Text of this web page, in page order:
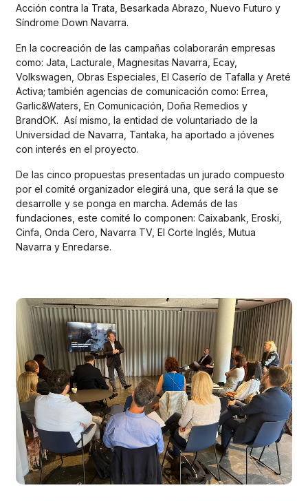
Acción contra la Trata, Besarkada Abrazo, Nuevo Futuro y
Síndrome Down Navarra.
En la cocreación de las campañas colaborarán empresas
como: Jata, Lacturale, Magnesitas Navarra, Ecay,
Volkswagen, Obras Especiales, El Caserío de Tafalla y Areté
Activa; también agencias de comunicación como: Errea,
Garlic&Waters, En Comunicación, Doña Remedios y
BrandOK. Así mismo, la entidad de voluntariado de la
Universidad de Navarra, Tantaka, ha aportado a jóvenes
con interés en el proyecto.
De las cinco propuestas presentadas un jurado compuesto
por el comité organizador elegirá una, que será la que se
desarrolle y se ponga en marcha. Además de las
fundaciones, este comité lo componen: Caixabank, Eroski,
Cinfa, Onda Cero, Navarra TV, El Corte Inglés, Mutua
Navarra y Enredarse.